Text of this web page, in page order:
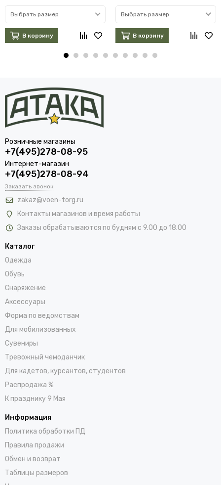
Выбрать размер
В корзину
Выбрать размер
В корзину
Розничные магазины
+7(495)278-08-95
Интернет-магазин
+7(495)278-08-94
Заказать звонок
zakaz@voen-torg.ru
Контакты магазинов и время работы
Заказы обрабатываются по будням с 9.00 до 18.00
Каталог
Одежда
Обувь
Снаряжение
Аксессуары
Форма по ведомствам
Для мобилизованных
Сувениры
Тревожный чемоданчик
Для кадетов, курсантов, студентов
Распродажа %
К празднику 9 Мая
Информация
Политика обработки ПД
Правила продажи
Обмен и возврат
Таблицы размеров